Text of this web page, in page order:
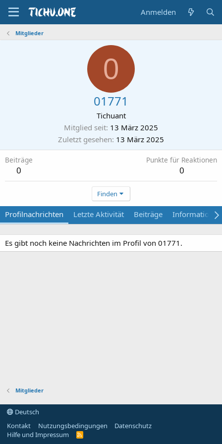
Anmelden
Mitglieder
0
01771
Tichuant
Mitglied seit 13 März 2025
Zuletzt gesehen 13 März 2025
Beiträge
0
Punkte für Reaktionen
0
Finden
Profilnachrichten Letzte Aktivität Beiträge Informationen
Es gibt noch keine Nachrichten im Profil von 01771.
Mitglieder
Deutsch
Kontakt
Nutzungsbedingungen
Datenschutz
Hilfe und Impressum
R